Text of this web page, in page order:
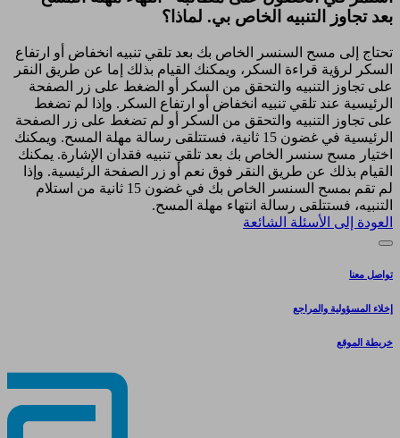
بعد تجاوز التنبيه الخاص بي. لماذا؟
تحتاج إلى مسح السنسر الخاص بك بعد تلقي تنبيه انخفاض أو ارتفاع
السكر لرؤية قراءة السكر، ويمكنك القيام بذلك إما عن طريق النقر
على تجاوز التنبيه والتحقق من السكر أو الضغط على زر الصفحة
الرئيسية عند تلقي تنبيه انخفاض أو ارتفاع السكر. وإذا لم تضغط
على تجاوز التنبيه والتحقق من السكر أو لم تضغط على زر الصفحة
الرئيسية في غضون 15 ثانية، فستتلقى رسالة مهلة المسح. ويمكنك
اختيار مسح سنسر الخاص بك بعد تلقي تنبيه فقدان الإشارة. يمكنك
القيام بذلك عن طريق النقر فوق نعم أو زر الصفحة الرئيسية. وإذا
لم تقم بمسح السنسر الخاص بك في غضون 15 ثانية من استلام
التنبيه، فستتلقى رسالة انتهاء مهلة المسح.
العودة إلى الأسئلة الشائعة
تواصل معنا
إخلاء المسؤولية والمراجع
خريطة الموقع